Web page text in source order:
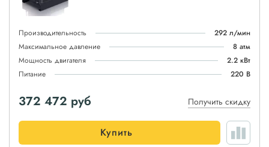
Производительность
292 л/мин
Максимальное давление
8 атм
Мощность двигателя
2.2 кВт
Питание
220 В
372 472 руб Получить скидку
Купить